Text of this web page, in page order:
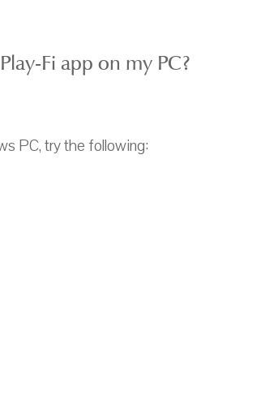
Fi app on my PC?
PC, try the following: